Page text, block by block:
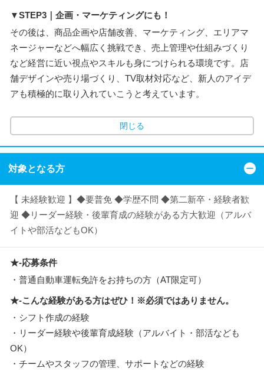
▼STEP3｜企画・マーケティングにも！
その後は、商品企画や店舗改善、マーケティング、エリアマ
ネージャーなどへ幅広く挑戦でき、売上管理や仕組みづくり
など経営に近い視点やスキルも身につけられる環境です。店
舗デザインや売り場づくり、TV取材対応など、新人のアイデ
アも積極的に取り入れていこうと考えています。
閉じる
対象となる方
【 未経験歓迎 】◆要普免 ◆学歴不問 ◆第二新卒・経験者歓
迎 ◆リーダー経験・後輩育成の経験がある方大歓迎（アルバ
イトや部活などもOK）
★-応募条件
・普通自動車運転免許をお持ちの方（AT限定可）
★-こんな経験がある方はぜひ！※必須ではありません。
・シフト作成の経験
・リーダー経験や後輩育成経験（アルバイト・部活なども
OK）
・チームやスタッフの管理、サポートなどの経験